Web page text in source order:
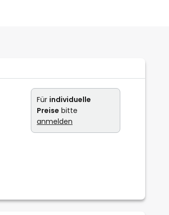
Für individuelle
Preise bitte
anmelden